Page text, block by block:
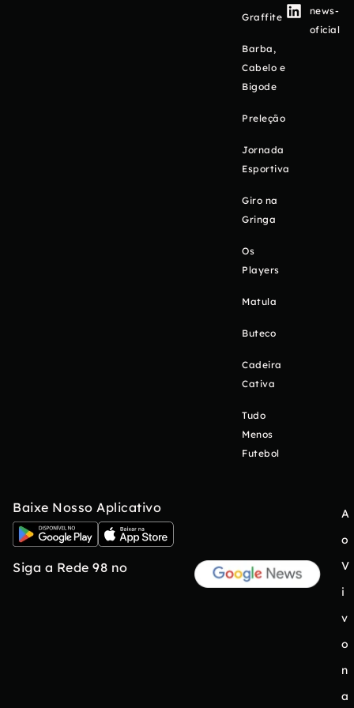
Graffite
Barba,
Cabelo e
Bigode
Preleção
Jornada
Esportiva
Giro na
Gringa
Os
Players
Matula
Buteco
Cadeira
Cativa
Tudo
Menos
Futebol
news-
oficial
Baixe Nosso Aplicativo
Siga a Rede 98 no
A
o
V
i
v
o
n
a